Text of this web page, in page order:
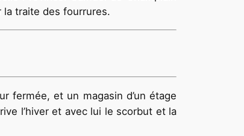
traite des fourrures.
fermée, et un magasin d’un étage
l’hiver et avec lui le scorbut et la